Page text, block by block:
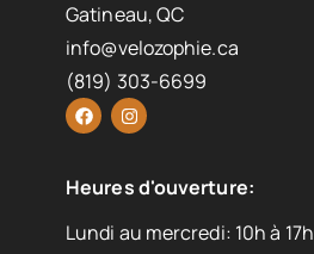
Gatineau, QC
info@velozophie.ca
(819) 303-6699
Heures d'ouverture:
Lundi au mercredi: 10h à 17h